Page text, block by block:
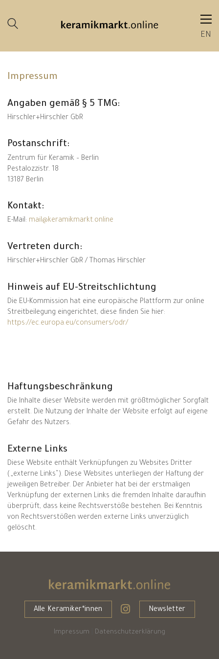
EN
Impressum
Angaben gemäß § 5 TMG:
Hirschler+Hirschler GbR
Postanschrift:
Zentrum für Keramik – Berlin
Pestalozzistr. 18
13187 Berlin
Kontakt:
E-Mail: mail@keramikmarkt.online
Vertreten durch:
Hirschler+Hirschler GbR / Thomas Hirschler
Hinweis auf EU-Streitschlichtung
Die EU-Kommission hat eine europäische Plattform zur online
Streitbeilegung eingerichtet, diese finden Sie hier:
https://ec.europa.eu/consumers/odr/
Haftungsbeschränkung
Die Inhalte dieser Website werden mit größtmöglicher Sorgfalt
erstellt. Die Nutzung der Inhalte der Website erfolgt auf eigene
Gefahr des Nutzers.
Externe Links
Diese Website enthält Verknüpfungen zu Websites Dritter
(„externe Links“). Diese Websites unterliegen der Haftung der
jeweiligen Betreiber. Der Anbieter hat bei der erstmaligen
Verknüpfung der externen Links die fremden Inhalte daraufhin
überprüft, dass keine Rechtsverstöße bestehen. Bei Kenntnis
von Rechtsverstößen werden externe Links unverzüglich
gelöscht.
Alle Keramiker*innen Newsletter
Impressum Datenschutzerklärung